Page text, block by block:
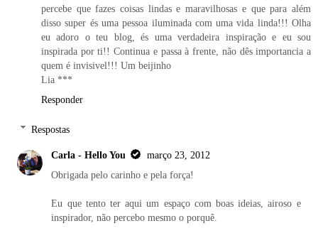
percebe que fazes coisas lindas e maravilhosas e que para além
disso super és uma pessoa iluminada com uma vida linda!!! Olha
eu adoro o teu blog, és uma verdadeira inspiração e eu sou
inspirada por ti!! Continua e passa à frente, não dês importancia a
quem é invisivel!!! Um beijinho
Lia ***
Responder
Respostas
Carla - Hello You
março 23, 2012
Obrigada pelo carinho e pela força!
Eu que tento ter aqui um espaço com boas ideias, airoso e
inspirador, não percebo mesmo o porquê.